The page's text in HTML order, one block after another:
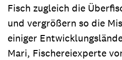
Fisch zugleich die
und vergrößern so die
einiger
Mari, Fischereiexperte